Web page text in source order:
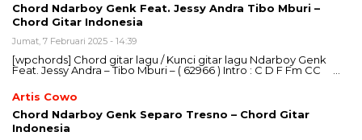
Chord Ndarboy Genk Feat. Jessy Andra Tibo Mburi –
Chord Gitar Indonesia
Jumat, 7 Februari 2025 - 14:39
[wpchords] Chord gitar lagu / Kunci gitar lagu Ndarboy Genk
Feat. Jessy Andra – Tibo Mburi – ( 62966 ) Intro : C D F Fm CC …
Artis Cowo
Chord Ndarboy Genk Separo Tresno – Chord Gitar
Indonesia